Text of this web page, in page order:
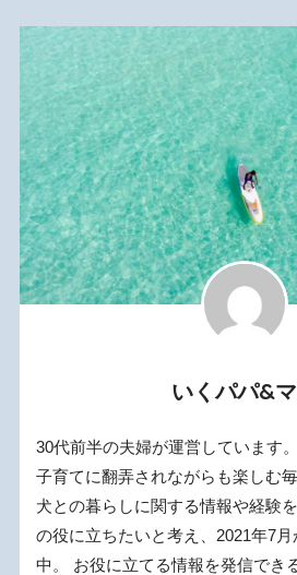
いくパパ&
30代前半の夫婦が運営しています
子育てに翻弄されながらも楽しむ
犬との暮らしに関する情報や経験
の役に立ちたいと考え、2021年7
中。 お役に立てる情報を発信でき